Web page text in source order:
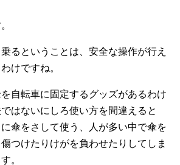
るということは、安全な操作が行え
けですね。
自転車に固定するグッズがあるわけ
はないにしろ使い方を間違えると
に傘をさして使う、人が多い中で傘を
つけたりけがを負わせたりしてしま
。